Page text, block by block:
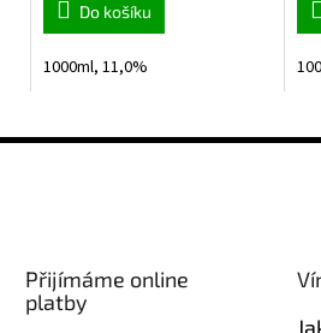
Do košíku
1000ml, 11,0%
Přijímáme online
platby